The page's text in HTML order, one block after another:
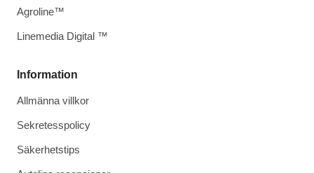
Information
Allmänna villkor
Sekretesspolicy
Säkerhetstips
Agroline™
Linemedia Digital ™